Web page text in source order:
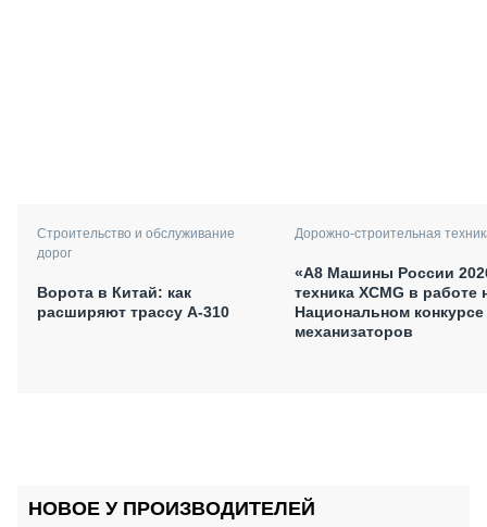
Строительство и обслуживание
дорог
Ворота в Китай: как
расширяют трассу А-310
Дорожно-строительная
«А8 Машины России
техника XCMG в работе
Национальном конкурсе
механизаторов
НОВОЕ У ПРОИЗВОДИТЕЛЕЙ